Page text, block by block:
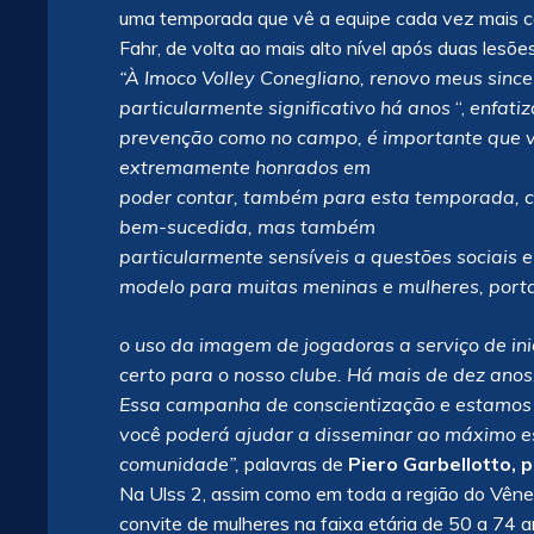
uma temporada que vê a equipe cada vez mais
Fahr, de volta ao mais alto nível após duas
“À Imoco Volley Conegliano, renovo meus
particularmente significativo há anos “,
prevenção como no campo, é importante que
extremamente honrados em
poder contar, também para esta temporada,
bem-sucedida, mas também
particularmente sensíveis a questões sociais
modelo para muitas meninas e mulheres,
o uso da imagem de jogadoras a serviço de
certo para o nosso clube. Há mais de dez
Essa campanha de conscientização e
você poderá ajudar a disseminar ao máximo
comunidade”, palavras de Piero Garbellotto,
Na Ulss 2, assim como em toda a região do
convite de mulheres na faixa etária de 50 a 74